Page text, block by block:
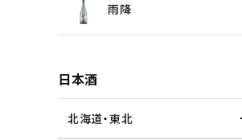
雨降
日本酒
北海道・東北